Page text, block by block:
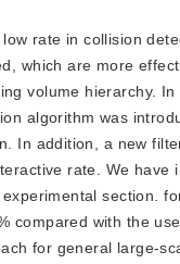
rate in collision
which are more
volume hierarchy.
algorithm was
In addition, a new
rate. We
section.
compared with the
for general large-